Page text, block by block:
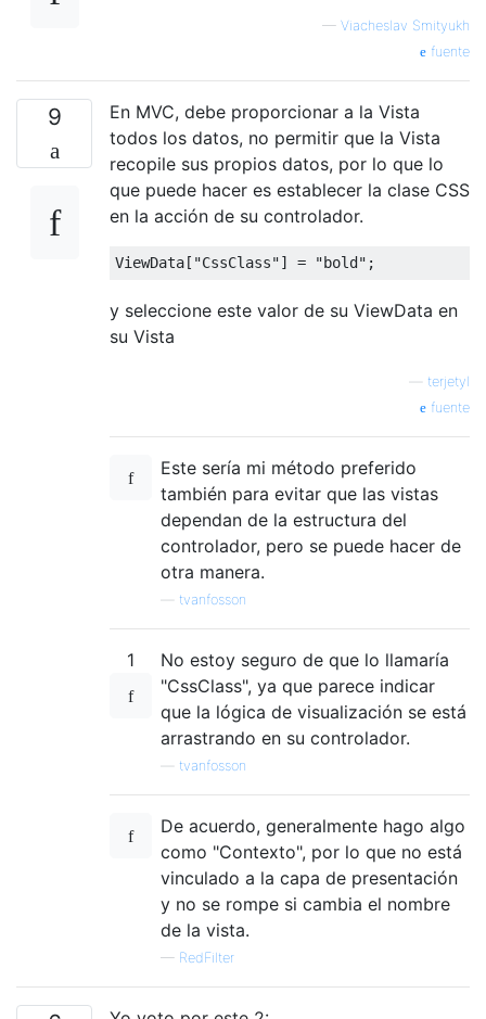
— Viacheslav Smityukh
fuente
9
En MVC, debe proporcionar a la Vista
todos los datos, no permitir que la Vista
recopile sus propios datos, por lo que lo
que puede hacer es establecer la clase CSS
en la acción de su controlador.
ViewData[ "CssClass"] = "bold" ;
y seleccione este valor de su ViewData en
su Vista
terjetyl
fuente
Este sería mi método preferido
también para evitar que las vistas
dependan de la estructura del
controlador, pero se puede hacer de
otra manera.
tvanfosson
1
No estoy seguro de que lo llamaría
"CssClass", ya que parece indicar
que la lógica de visualización se está
arrastrando en su controlador.
tvanfosson
De acuerdo, generalmente hago algo
como "Contexto", por lo que no está
vinculado a la capa de presentación
y no se rompe si cambia el nombre
de la vista.
— RedFilter